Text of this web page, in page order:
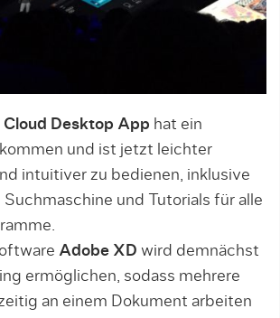
Desktop App hat ein
und ist jetzt leichter
intuitiver zu bedienen, inklusive
Suchmaschine und Tutorials für alle
Adobe XD wird demnächst
ermöglichen, sodass mehrere
an einem Dokument arbeiten